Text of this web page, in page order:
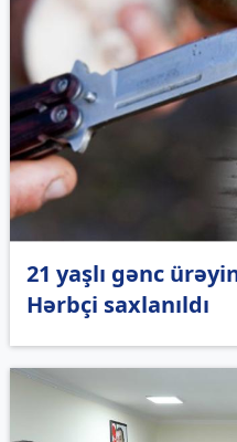
21 yaşlı gənc
Hərbçi saxlanıldı